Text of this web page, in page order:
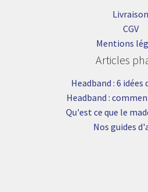
Livraison
CGV
Mentions
Articles
Headband : 6 idées
Headband :
Qu'est ce que le
Nos guides